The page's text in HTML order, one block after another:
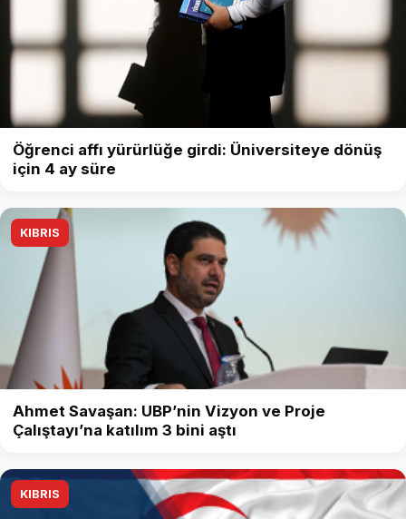
Öğrenci affı yürürlüğe girdi: Üniversiteye dönüş
için 4 ay süre
KIBRIS
Ahmet Savaşan: UBP’nin Vizyon ve Proje
Çalıştayı’na katılım 3 bini aştı
KIBRIS